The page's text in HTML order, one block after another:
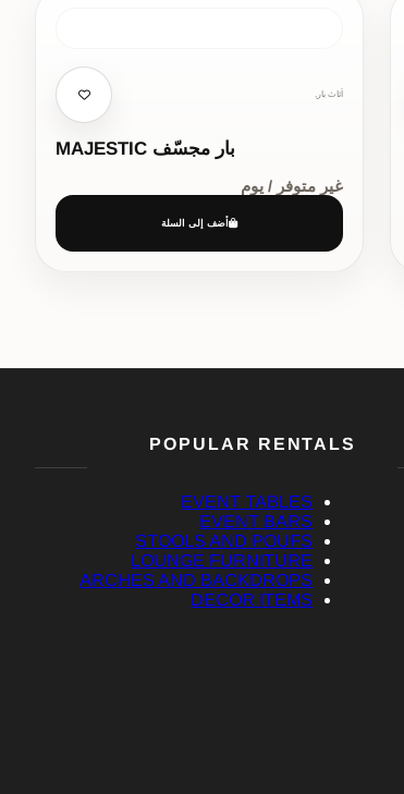
أثاث بار,
بار مجسّف MAJESTIC
غير متوفر / يوم
أضف إلى السلة
POPULAR RENTALS
EVENT TABLES
EVENT BARS
STOOLS AND POUFS
LOUNGE FURNITURE
ARCHES AND BACKDROPS
DECOR ITEMS